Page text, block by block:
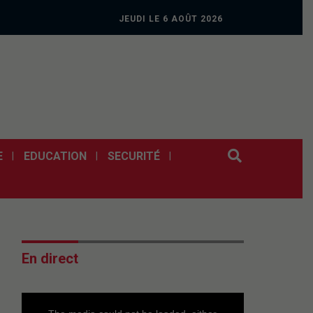
JEUDI LE 6 AOÛT 2026
EDUCATION SECURITÉ
En direct